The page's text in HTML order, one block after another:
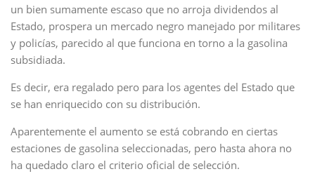
un bien sumamente escaso que no arroja dividendos al
Estado, prospera un mercado negro manejado por militares
y policías, parecido al que funciona en torno a la gasolina
subsidiada.
Es decir, era regalado pero para los agentes del Estado que
se han enriquecido con su distribución.
Aparentemente el aumento se está cobrando en ciertas
estaciones de gasolina seleccionadas, pero hasta ahora no
ha quedado claro el criterio oficial de selección.